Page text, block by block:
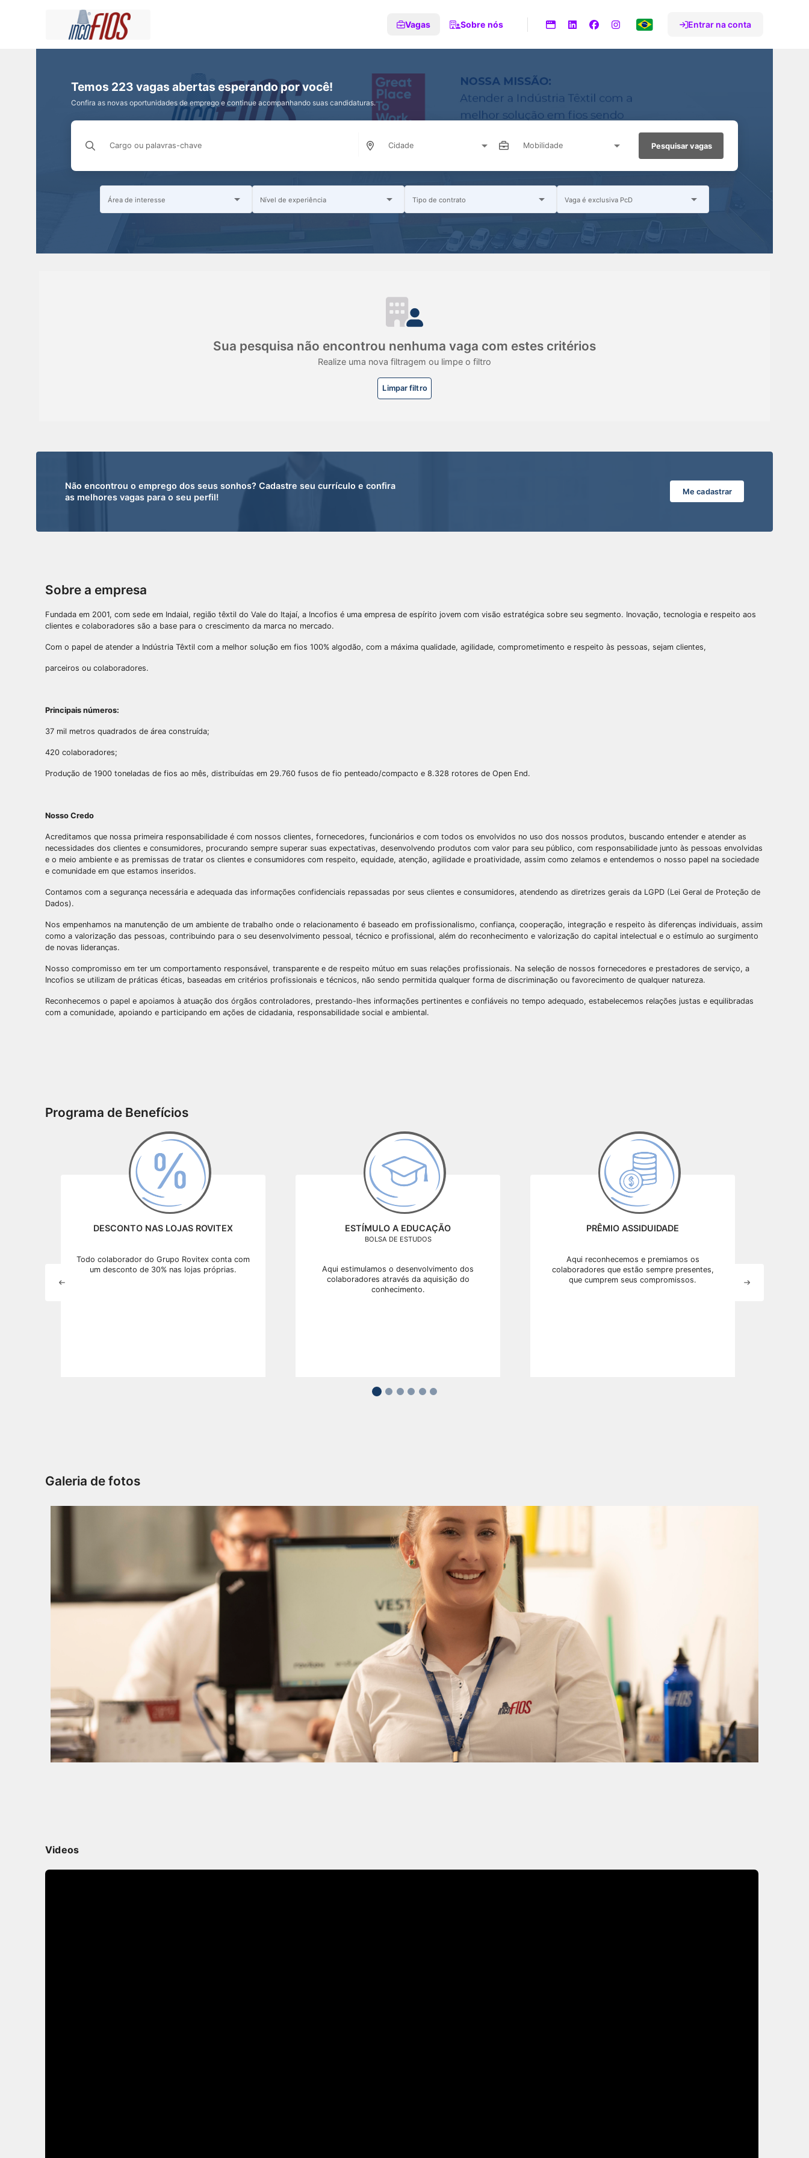
Vagas Sobre nós Entrar na conta
Temos 223 vagas abertas esperando por você!
Confira as novas oportunidades de emprego e continue acompanhando suas candidaturas.
Cargo ou palavras-chave Cidade Mobilidade Pesquisar vagas
Área de interesse Nível de experiência Tipo de contrato Vaga é exclusiva PcD
Sua pesquisa não encontrou nenhuma vaga com estes critérios
Realize uma nova filtragem ou limpe o filtro
Limpar filtro
Não encontrou o emprego dos seus sonhos? Cadastre seu currículo e confira
as melhores vagas para o seu perfil!
Me cadastrar
Sobre a empresa
Fundada em 2001, com sede em Indaial, região têxtil do Vale do Itajaí, a Incofios é uma empresa de espírito jovem com visão estratégica sobre seu segmento. Inovação, tecnologia e respeito aos
clientes e colaboradores são a base para o crescimento da marca no mercado.
Com o papel de atender a Indústria Têxtil com a melhor solução em fios 100% algodão, com a máxima qualidade, agilidade, comprometimento e respeito às pessoas, sejam clientes,
parceiros ou colaboradores.
Principais números:
37 mil metros quadrados de área construída;
420 colaboradores;
Produção de 1900 toneladas de fios ao mês, distribuídas em 29.760 fusos de fio penteado/compacto e 8.328 rotores de Open End.
Nosso Credo
Acreditamos que nossa primeira responsabilidade é com nossos clientes, fornecedores, funcionários e com todos os envolvidos no uso dos nossos produtos, buscando entender e atender as
necessidades dos clientes e consumidores, procurando sempre superar suas expectativas, desenvolvendo produtos com valor para seu público, com responsabilidade junto às pessoas envolvidas
e o meio ambiente e as premissas de tratar os clientes e consumidores com respeito, equidade, atenção, agilidade e proatividade, assim como zelamos e entendemos o nosso papel na sociedade
e comunidade em que estamos inseridos.
Contamos com a segurança necessária e adequada das informações confidenciais repassadas por seus clientes e consumidores, atendendo as diretrizes gerais da LGPD (Lei Geral de Proteção de
Dados).
Nos empenhamos na manutenção de um ambiente de trabalho onde o relacionamento é baseado em profissionalismo, confiança, cooperação, integração e respeito às diferenças individuais, assim
como a valorização das pessoas, contribuindo para o seu desenvolvimento pessoal, técnico e profissional, além do reconhecimento e valorização do capital intelectual e o estímulo ao surgimento
de novas lideranças.
Nosso compromisso em ter um comportamento responsável, transparente e de respeito mútuo em suas relações profissionais. Na seleção de nossos fornecedores e prestadores de serviço, a
Incofios se utilizam de práticas éticas, baseadas em critérios profissionais e técnicos, não sendo permitida qualquer forma de discriminação ou favorecimento de qualquer natureza.
Reconhecemos o papel e apoiamos à atuação dos órgãos controladores, prestando-lhes informações pertinentes e confiáveis no tempo adequado, estabelecemos relações justas e equilibradas
com a comunidade, apoiando e participando em ações de cidadania, responsabilidade social e ambiental.
Programa de Benefícios
DESCONTO NAS LOJAS ROVITEX
Todo colaborador do Grupo Rovitex conta com
ESTÍMULO A EDUCAÇÃO
BOLSA DE ESTUDOS
Aqui estimulamos o desenvolvimento dos
colaboradores através da aquisição do
PRÊMIO ASSIDUIDADE
Aqui reconhecemos e premiamos os
colaboradores que estão sempre presentes,
Galeria de fotos
Videos